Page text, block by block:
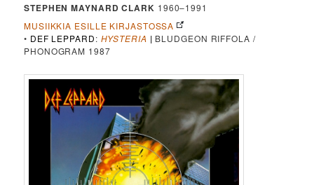
STEPHEN MAYNARD CLARK 1960–1991
MUSIIKKIA ESILLE KIRJASTOSSA
• DEF LEPPARD: HYSTERIA | BLUDGEON RIFFOLA /
PHONOGRAM 1987